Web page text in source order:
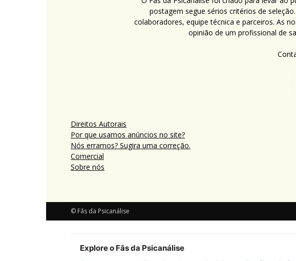
postagem segue sérios critérios de
colaboradores, equipe técnica e parceiros. As
opinião de um profissional de
Direitos Autorais
Por que usamos anúncios no site?
Nós erramos? Sugira uma correção.
Comercial
Sobre nós
© Fãs da Psicanálise
Explore o Fãs da Psicanálise